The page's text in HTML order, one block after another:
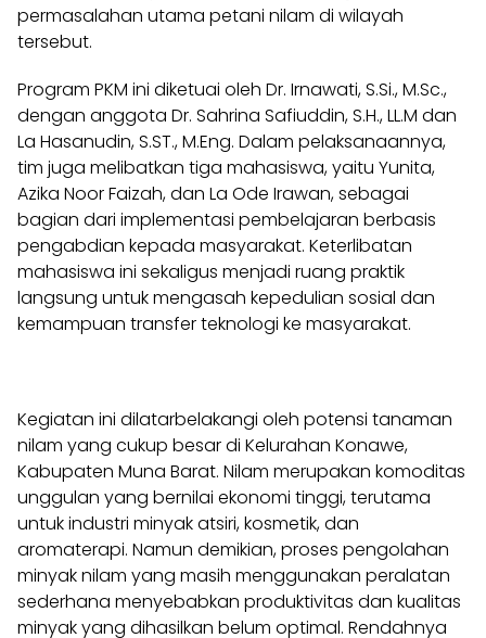
permasalahan utama petani nilam di wilayah
tersebut.
Program PKM ini diketuai oleh Dr. Irnawati, S.Si., M.Sc.,
dengan anggota Dr. Sahrina Safiuddin, S.H., LL.M dan
La Hasanudin, S.ST., M.Eng. Dalam pelaksanaannya,
tim juga melibatkan tiga mahasiswa, yaitu Yunita,
Azika Noor Faizah, dan La Ode Irawan, sebagai
bagian dari implementasi pembelajaran berbasis
pengabdian kepada masyarakat. Keterlibatan
mahasiswa ini sekaligus menjadi ruang praktik
langsung untuk mengasah kepedulian sosial dan
kemampuan transfer teknologi ke masyarakat.
Kegiatan ini dilatarbelakangi oleh potensi tanaman
nilam yang cukup besar di Kelurahan Konawe,
Kabupaten Muna Barat. Nilam merupakan komoditas
unggulan yang bernilai ekonomi tinggi, terutama
untuk industri minyak atsiri, kosmetik, dan
aromaterapi. Namun demikian, proses pengolahan
minyak nilam yang masih menggunakan peralatan
sederhana menyebabkan produktivitas dan kualitas
minyak yang dihasilkan belum optimal. Rendahnya